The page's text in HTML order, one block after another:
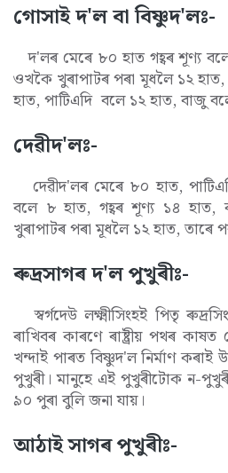
গোসাই দ'ল বা বিষ্ণুদ'লঃ-
দ'লৰ মেৰে ৮০ হাত গহ্বৰ শূণ্য
ওখকৈ খুৰাপাটৰ পৰা মূধলৈ ১২
হাত, পাটিএদি বলে ১২ হাত, বাজু
দেৱীদ'লঃ-
দেৱীদ'লৰ মেৰে ৮০ হাত,
বলে ৮ হাত, গহ্বৰ শূণ্য ১৪
খুৰাপাটৰ পৰা মূধলৈ ১২ হাত, তাৰে
ৰুদ্ৰসাগৰ দ'ল পুখুৰীঃ-
স্বৰ্গদেউ লক্ষ্মীসিংহই পিতৃ
ৰাখিবৰ কাৰণে ৰাষ্ট্ৰীয় পথৰ
খন্দাই পাৰত বিষ্ণুদ'ল নিৰ্মাণ কৰাই
পুখুৰী। মানুহে এই পুখুৰীটোক ন-
৯০ পুৰা বুলি জনা যায়।
আঠাই সাগৰ পুখুৰীঃ-